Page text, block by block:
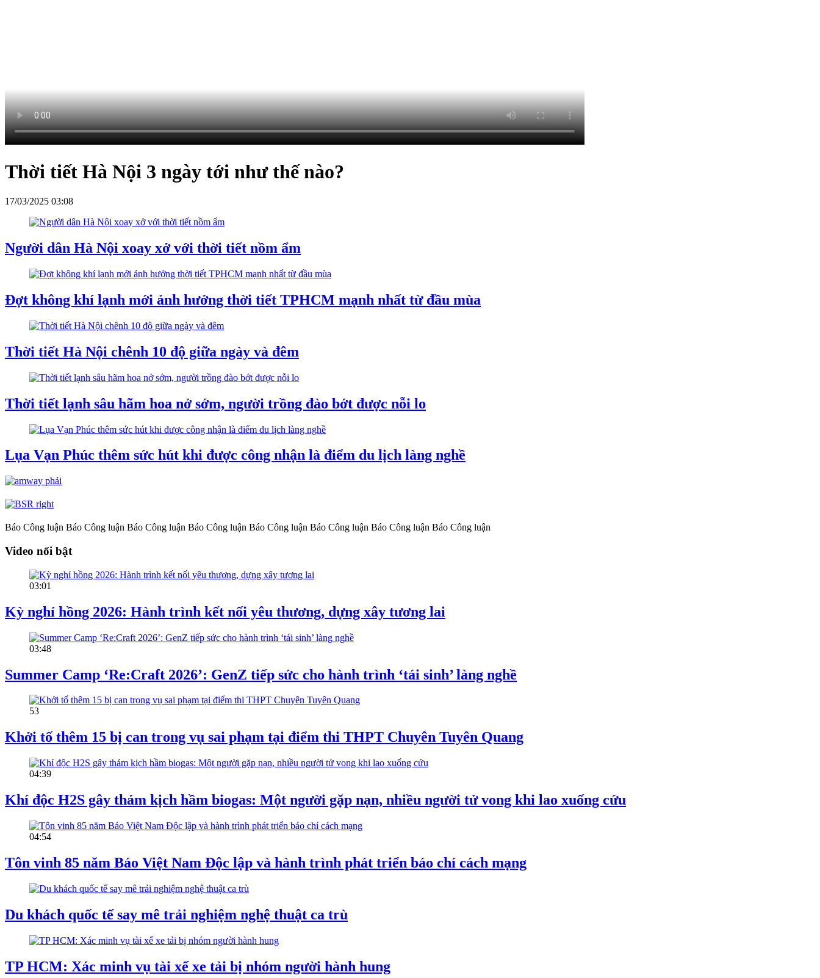
Thời tiết Hà Nội 3 ngày tới như thế nào?
17/03/2025 03:08
Người dân Hà Nội xoay xở với thời tiết nồm ẩm
Đợt không khí lạnh mới ảnh hưởng thời tiết TPHCM mạnh nhất từ đầu mùa
Thời tiết Hà Nội chênh 10 độ giữa ngày và đêm
Thời tiết lạnh sâu hãm hoa nở sớm, người trồng đào bớt được nỗi lo
Lụa Vạn Phúc thêm sức hút khi được công nhận là điểm du lịch làng nghề
Báo Công luận Báo Công luận Báo Công luận Báo Công luận Báo Công luận Báo Công luận Báo Công luận Báo Công luận
Video nổi bật
03:01
Kỳ nghỉ hồng 2026: Hành trình kết nối yêu thương, dựng xây tương lai
03:48
Summer Camp ‘Re:Craft 2026’: GenZ tiếp sức cho hành trình ‘tái sinh’ làng nghề
53
Khởi tố thêm 15 bị can trong vụ sai phạm tại điểm thi THPT Chuyên Tuyên Quang
04:39
Khí độc H2S gây thảm kịch hầm biogas: Một người gặp nạn, nhiều người tử vong khi lao xuống cứu
04:54
Tôn vinh 85 năm Báo Việt Nam Độc lập và hành trình phát triển báo chí cách mạng
Du khách quốc tế say mê trải nghiệm nghệ thuật ca trù
TP HCM: Xác minh vụ tài xế xe tải bị nhóm người hành hung